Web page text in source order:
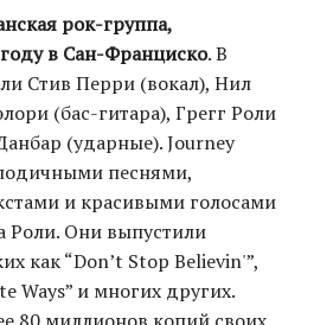
рок-группа,
в Сан-Франциско. В
Стив Перри (вокал), Нил
(бас-гитара), Грегг Роли
(ударные). Journey
песнями,
и красивыми голосами
Роли. Они выпустили
как “Don’t Stop Believin'”,
Ways” и многих других.